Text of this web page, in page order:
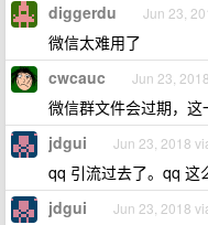
diggerdu Jun 23,
微信太难用了
cwcauc Jun 23,
微信群文件会过期，这
jdgui Jun 23, 2018
qq 引流过去了。qq 这
jdgui Jun 23, 2018